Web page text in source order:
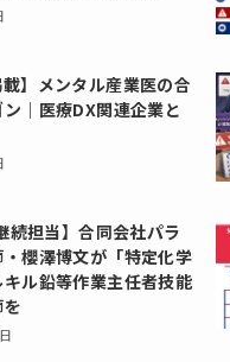
載】メンタル産業医の合
｜医療DX関連企業と
続担当】合同会社パラ
櫻澤博文が「特定化学
ル鉛等作業主任者技能